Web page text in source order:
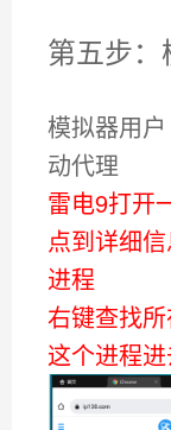
第五步
模拟器用
动代理
雷电9打开
点到详细
进程
右键查找
这个进程